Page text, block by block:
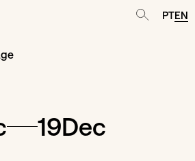
PTEN
19Dec